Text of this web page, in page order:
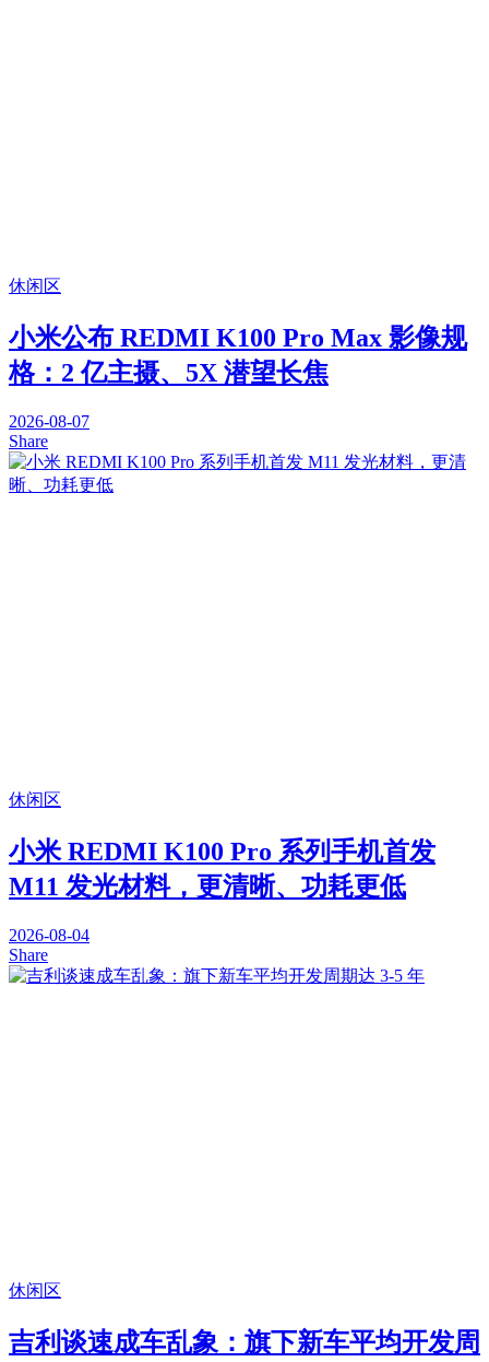
休闲区
小米公布 REDMI K100 Pro Max 影像规
格：2 亿主摄、5X 潜望长焦
2026-08-07
Share
休闲区
小米 REDMI K100 Pro 系列手机首发
M11 发光材料，更清晰、功耗更低
2026-08-04
Share
休闲区
吉利谈速成车乱象：旗下新车平均开发周